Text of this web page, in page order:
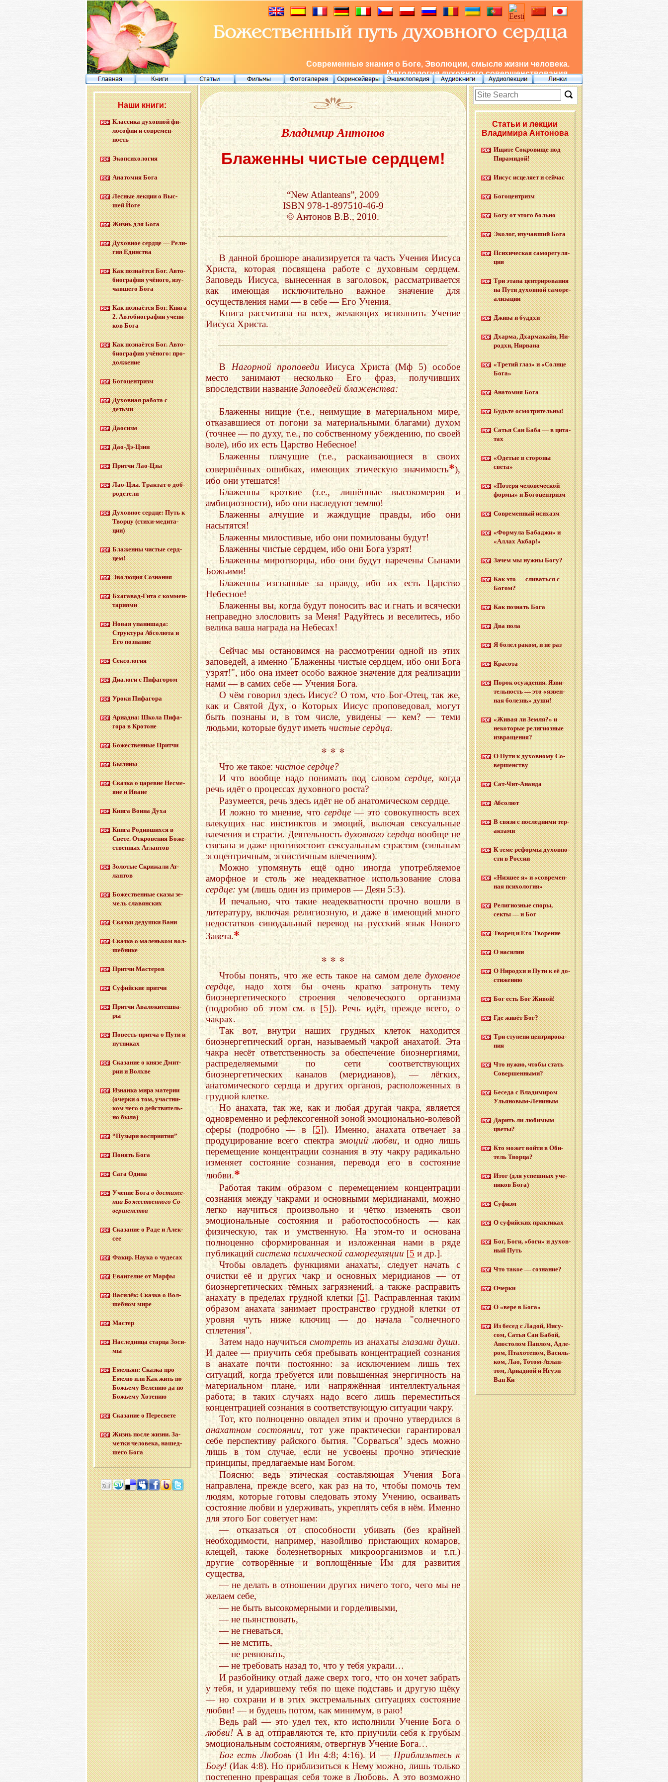
Современные знания о Боге, Эволюции, смысле жизни человека.
Методология духовного совершенствования.
Владимир Антонов
Блаженны чистые сердцем!
“New Atlanteans”, 2009
ISBN 978-1-897510-46-9
© Антонов В.В., 2010.
В данной брошюре анализируется та часть Учения Иисуса
Христа, которая посвящена работе с духовным сердцем.
Заповедь Иисуса, вынесенная в заголовок, рассматривается
как имеющая исключительно важное значение для
осуществления нами — в себе — Его Учения.
Книга рассчитана на всех, желающих исполнить Учение
Иисуса Христа.
В Нагорной проповедиИисуса Христа (Мф 5) особое
место занимают несколько Его фраз, получивших
впоследствии названиеЗаповедей блаженства:
Блаженны нищие (т.е., неимущие в материальном мире,
отказавшиеся от погони за материальными благами) духом
(точнее — по духу, т.е., по собственному убеждению, по своей
воле), ибо их есть Царство Небесное!
Блаженны плачущие (т.е., раскаивающиеся в своих
совершённых ошибках, имеющих этическую значимость*),
ибо они утешатся!
Блаженны кроткие (т.е., лишённые высокомерия и
амбициозности), ибо они наследуют землю!
Блаженны алчущие и жаждущие правды, ибо они
насытятся!
Блаженны милостивые, ибо они помилованы будут!
Блаженны чистые сердцем, ибо они Бога узрят!
Блаженны миротворцы, ибо они будут наречены Сынами
Божьими!
Блаженны изгнанные за правду, ибо их есть Царство
Небесное!
Блаженны вы, когда будут поносить вас и гнать и всячески
неправедно злословить за Меня! Радуйтесь и веселитесь, ибо
велика ваша награда на Небесах!
Сейчас мы остановимся на рассмотрении одной из этих
заповедей, а именно "Блаженны чистые сердцем, ибо они Бога
узрят!", ибо она имеет особо важное значение для реализации
нами — в самих себе — Учения Бога.
О чём говорил здесь Иисус? О том, что Бог-Отец, так же,
как и Святой Дух, о Которых Иисус проповедовал, могут
быть познаны и, в том числе, увидены — кем? — теми
людьми, которые будут иметьчистые сердца.
* * *
Что же такое: чистое сердце?
И что вообще надо понимать под словомсердце,когда
речь идёт о процессах духовного роста?
Разумеется, речь здесь идёт не об анатомическом сердце.
И ложно то мнение, чтосердце— это совокупность всех
влекущих нас инстинктов и эмоций, включая сексуальные
влечения и страсти. Деятельностьдуховного сердцавообще не
связана и даже противостоит сексуальным страстям (сильным
эгоцентричным, эгоистичным влечениям).
Можно упомянуть ещё одно иногда употребляемое
аморфное и столь же неадекватное использование слова
сердце:ум (лишь один из примеров — Деян 5:3).
И печально, что такие неадекватности прочно вошли в
литературу, включая религиозную, и даже в имеющий много
недостатков синодальный перевод на русский язык Нового
Завета.*
* * *
Чтобы понять, что же есть такое на самом деле духовное
сердце,надо хотя бы очень кратко затронуть тему
биоэнергетического строения человеческого организма
(подробно об этом см. в [5]). Речь идёт, прежде всего, о
чакрах.
Так вот, внутри наших грудных клеток находится
биоэнергетический орган, называемый чакрой анахатой. Эта
чакра несёт ответственность за обеспечение биоэнергиями,
распределяемыми по сети соответствующих
биоэнергетических каналов (меридианов), — лёгких,
анатомического сердца и других органов, расположенных в
грудной клетке.
Но анахата, так же, как и любая другая чакра, является
одновременно и рефлексогенной зоной эмоционально-волевой
сферы (подробно — в [5]). Именно, анахата отвечает за
продуцирование всего спектраэмоций любви,и одно лишь
перемещение концентрации сознания в эту чакру радикально
изменяет состояние сознания, переводя его в состояние
любви.*
Работая таким образом с перемещением концентрации
сознания между чакрами и основными меридианами, можно
легко научиться произвольно и чётко изменять свои
эмоциональные состояния и работоспособность — как
физическую, так и умственную. На этом-то и основана
полноценно сформированная и изложенная нами в ряде
публикацийсистема психической саморегуляции[5и др.].
Чтобы овладеть функциями анахаты, следует начать с
очистки её и других чакр и основных меридианов — от
биоэнергетических тёмных загрязнений, а также расправить
анахату в пределах грудной клетки [5]. Расправленная таким
образом анахата занимает пространство грудной клетки от
уровня чуть ниже ключиц — до начала "солнечного
сплетения".
Затем надо научитьсясмотретьиз анахатыглазами души.
И далее — приучить себя пребывать концентрацией сознания
в анахате почти постоянно: за исключением лишь тех
ситуаций, когда требуется или повышенная энергичность на
материальном плане, или напряжённая интеллектуальная
работа; в таких случаях надо всего лишь переместиться
концентрацией сознания в соответствующую ситуации чакру.
Тот, кто полноценно овладел этим и прочно утвердился в
анахатном состоянии,тот уже практически гарантировал
себе перспективу райского бытия. "Сорваться" здесь можно
лишь в том случае, если не усвоены прочно этические
принципы, предлагаемые нам Богом.
Поясню: ведь этическая составляющая Учения Бога
направлена, прежде всего, как раз на то, чтобы помочь тем
людям, которые готовы следовать этому Учению, осваивать
состояние любви и удерживать, укреплять себя в нём. Именно
для этого Бог советует нам:
— отказаться от способности убивать (без крайней
необходимости, например, назойливо пристающих комаров,
клещей, также болезнетворных микроорганизмов и т.п.)
другие сотворённые и воплощённые Им для развития
существа,
— не делать в отношении других ничего того, чего мы не
желаем себе,
— не быть высокомерными и горделивыми,
— не пьянствовать,
— не гневаться,
— не мстить,
— не ревновать,
— не требовать назад то, что у тебя украли…
И разбойнику отдай даже сверх того, что он хочет забрать
у тебя, и ударившему тебя по щеке подставь и другую щёку
— но сохрани и в этих экстремальных ситуациях состояние
любви! — и будешь потом, как минимум, в раю!
Ведь рай — это удел тех, кто исполнили Учение Бога о
любви! А в ад отправляются те, кто приучили себя к грубым
эмоциональным состояниям, отвергнув Учение Бога…
Бог есть Любовь(1 Ин 4:8; 4:16). И —Приблизьтесь к
Богу!(Иак 4:8). Но приблизиться к Нему можно, лишь только
постепенно превращая себя тоже в Любовь. А это возможно
Статьи и лекции
Владимира Антонова
Ищите Со­кро­ви­ще под
Пи­ра­ми­дой!
Иисус ис­це­ля­ет и сей­час
Бо­го­цен­тризм
Богу от этого боль­но
Эко­лог, изу­чав­ший Бога
Пси­хи­че­ская са­мо­ре­гу­ля­
ция
Три этапа цен­три­ро­ва­ния
на Пути ду­хов­ной са­мо­ре­
а­ли­за­ции
Джива и буд­дхи
Дхар­ма, Дхар­ма­кайя, Ни­
род­хи, Нир­ва­на
«Тре­тий глаз» и «Солн­це
Бога»
Ана­то­мия Бога
Будь­те осмот­ри­тель­ны!
Сатья Саи Баба — в ци­та­
тах
«Оде­тые в сто­ро­ны
света»
«По­те­ря че­ло­ве­че­ской
формы» и Бо­го­цен­тризм
Со­вре­мен­ный ис­и­хазм
«Фор­му­ла Ба­ба­джи» и
«Аллах Акбар!»
Зачем мы нужны Богу?
Как это — сли­вать­ся с
Богом?
Как по­знать Бога
Два пола
Я болел раком, и не раз
Кра­со­та
Порок осуж­де­ния. Яз­ви­
тель­ность — это «яз­вен­
ная бо­лезнь» души!
«Живая ли Земля?» и
неко­то­рые ре­ли­ги­оз­ные
из­вра­ще­ния?
О Пути к ду­хов­но­му Со­
вер­шен­ству
Сат-Чит-Анан­да
Аб­со­лют
В связи с по­след­ни­ми тер­
ак­та­ми
К теме ре­фор­мы ду­хов­но­
сти в Рос­сии
«Низ­шее я» и «со­вре­мен­
ная пси­хо­ло­гия»
Ре­ли­ги­оз­ные споры,
секты — и Бог
Тво­рец и Его Тво­ре­ние
О на­си­лии
О Ни­род­хи и Пути к её до­
сти­же­нию
Бог есть Бог Живой!
Где живёт Бог?
Три сту­пе­ни цен­три­ро­ва­
ния
Что нужно, чтобы стать
Со­вер­шен­ны­ми?
Бе­се­да с Вла­ди­ми­ром
Улья­но­вым-Ле­ни­ным
Да­рить ли лю­би­мым
цветы?
Кто может войти в Оби­
тель Твор­ца?
Итог (для успеш­ных уче­
ни­ков Бога)
Су­физм
О су­фий­ских прак­ти­ках
Бог, Боги, «боги» и ду­хов­
ный Путь
Что такое — со­зна­ние?
Очер­ки
О «вере в Бога»
Из бесед с Ладой, Иису­
сом, Сатья Саи Бабой,
Апо­сто­лом Пав­лом, Ад­ле­
ром, Пта­хо­те­пом, Ва­силь­
ком, Лао, То­том-Ат­лан­
том, Ари­ад­ной и Нгуэн
Ван Ки
Наши книги:
Клас­си­ка ду­хов­ной фи­
ло­со­фии и со­вре­мен­
ность
Эко­пси­хо­ло­гия
Ана­то­мия Бога
Лес­ные лек­ции о Выс­
шей Йоге
Жизнь для Бога
Ду­хов­ное серд­це — Ре­ли­
гия Един­ства
Как по­зна­ёт­ся Бог. Ав­то­
био­гра­фия учё­но­го, изу­
чав­ше­го Бога
Как по­зна­ёт­ся Бог. Книга
2. Ав­то­био­гра­фии уче­ни­
ков Бога
Как по­зна­ёт­ся Бог. Ав­то­
био­гра­фия учё­но­го: про­
дол­же­ние
Бо­го­цен­тризм
Ду­хов­ная ра­бо­та с
детьми
Дао­сизм
Дао-Дэ-Цзин
Прит­чи Лао-Цзы
Лао-Цзы. Трак­тат о доб­
ро­де­те­ли
Ду­хов­ное серд­це: Путь к
Твор­цу (сти­хи-ме­ди­та­
ции)
Бла­жен­ны чи­стые серд­
цем!
Эво­лю­ция Со­зна­ния
Бха­га­вад-Ги­та с ком­мен­
та­ри­я­ми
Новая упа­ни­ша­да:
Струк­ту­ра Аб­со­лю­та и
Его по­зна­ние
Сек­со­ло­гия
Диа­ло­ги с Пи­фа­го­ром
Уроки Пи­фа­го­ра
Ари­ад­на: Школа Пи­фа­
го­ра в Кро­тоне
Бо­же­ствен­ные Прит­чи
Бы­ли­ны
Сказ­ка о ца­ревне Несме­
яне и Иване
Книга Воина Духа
Книга Ро­див­ших­ся в
Свете. От­кро­ве­ния Бо­же­
ствен­ных Ат­лан­тов
Зо­ло­тые Cкри­жа­ли Ат­
лан­тов
Бо­же­ствен­ные сказы зе­
мель сла­вян­ских
Сказ­ки де­душ­ки Вани
Сказ­ка о ма­лень­ком вол­
шеб­ни­ке
Прит­чи Ма­сте­ров
Су­фий­ские прит­чи
Прит­чи Ава­ло­ки­те­шва­
ры
По­весть-прит­ча о Пути и
пут­ни­ках
Ска­за­ние о князе Дмит­
рии и Волх­ве
Из­нан­ка мира ма­те­рии
(очер­ки о том, участ­ни­
ком чего я дей­стви­тель­
но была)
“Пу­зы­ри вос­при­я­тия”
По­нять Бога
Сага Одина
Уче­ние Богао до­сти­же­
нии Бо­же­ствен­но­го Со­
вер­шен­ства
Ска­за­ние о Раде и Алек­
сее
Факир. Наука о чу­де­сах
Еван­ге­лие от Марфы
Ва­си­лёк: Сказ­ка о Вол­
шеб­ном мире
Ма­стер
На­след­ни­ца стар­ца Зо­си­
мы
Еме­льян: Сказ­ка про
Емелю или Как жить по
Бо­жье­му Ве­ле­нию да по
Бо­жье­му Хо­те­нию
Ска­за­ние о Пе­ре­све­те
Жизнь после жизни. За­
мет­ки че­ло­ве­ка, на­шед­
ше­го Бога